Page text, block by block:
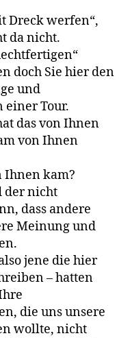
Dreck werfen“,
da nicht.
doch Sie hier den
und
Tour.
das von Ihnen
von Ihnen
Ihnen kam?
der nicht
dass andere
Meinung und
jene die hier
– hatten
die uns unsere
wollte, nicht